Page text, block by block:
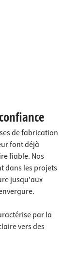
de fabrication
font déjà
fiable. Nos
dans les projets
jusqu'aux
par la
vers des